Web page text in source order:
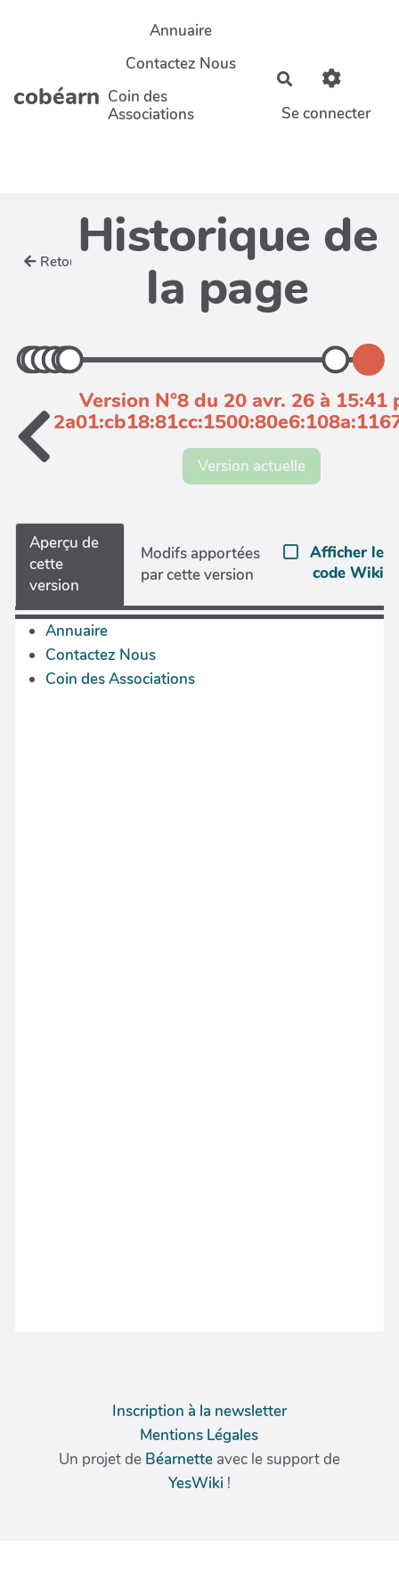
Aller au contenu principal
cobéarn
Annuaire
Contactez Nous
Coin des
Associations
Rechercher
Se connecter
Retour Historique de
la page
Version N°8 du 20 avr. 26 à 15:41
Version actuelle
Aperçu de
cette
version
Modifs apportées
par cette version
Afficher le
code Wiki
Inscription à la newsletter
Mentions Légales
Un projet de Béarnette avec le support de
YesWiki !